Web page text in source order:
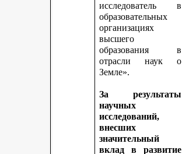
исследователь в
образовательных
организациях
высшего
образования в
отрасли наук о
Земле».
За результаты
научных
исследований,
внесших
значительный
вклад в развитие